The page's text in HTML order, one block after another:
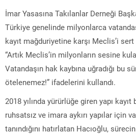
İmar Yasasına Takılanlar Derneği
Türkiye genelinde milyonlarca
kayıt mağduriyetine karşı Meclis’i
“Artık Meclis’in milyonların sesine
Vatandaşın hak kaybına uğradığı bu
ötelenemez!” ifadelerini kullandı.
2018 yılında yürürlüğe giren yapı
ruhsatsız ve imara aykırı yapılar için
tanındığını hatırlatan Hacıoğlu,